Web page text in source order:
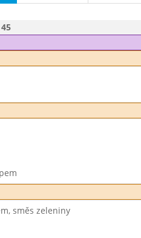
směs zeleniny